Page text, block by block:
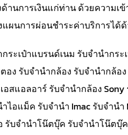
นการเงินแก่ท่าน ด้วยความเข้
ผนการผ่อนชำระค่าบริการได้
เป๋าแบรนด์เนม รับจำนำกระ
อง รับจำนำกล้อง รับจำนำกล้
สแอลอาร์ รับจำนำกล้อง
อแม็ค รับจำนำ Imac รับจำนำ
จำนำโน๊ตบุ๊ค รับจำนำโน๊ตบุ๊